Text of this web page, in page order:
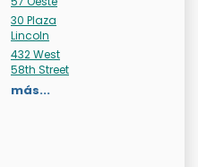
30 Plaza
Lincoln
432 West
58th Street
más...